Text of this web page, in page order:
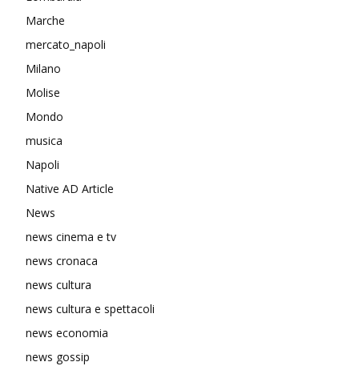
Marche
mercato_napoli
Milano
Molise
Mondo
musica
Napoli
Native AD Article
News
news cinema e tv
news cronaca
news cultura
news cultura e spettacoli
news economia
news gossip